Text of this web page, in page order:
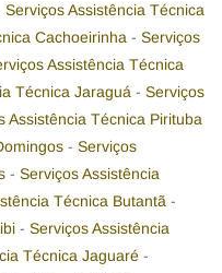
Serviços Assistência Técnica
Cachoeirinha - Serviços
Assistência Técnica
Técnica Jaraguá - Serviços
Assistência Técnica Pirituba
- Serviços
- Serviços Assistência
Técnica Butantã -
- Serviços Assistência
Técnica Jaguaré -